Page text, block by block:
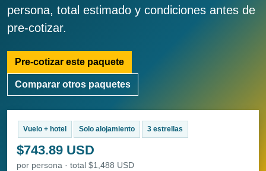
persona, total estimado y condiciones antes de
pre-cotizar.
Pre-cotizar este paquete
Comparar otros paquetes
Vuelo + hotel Solo alojamiento 3 estrellas
$743.89 USD
por persona · total $1,488 USD